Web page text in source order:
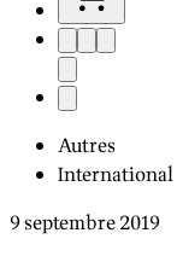
Autres
International
9 septembre 2019